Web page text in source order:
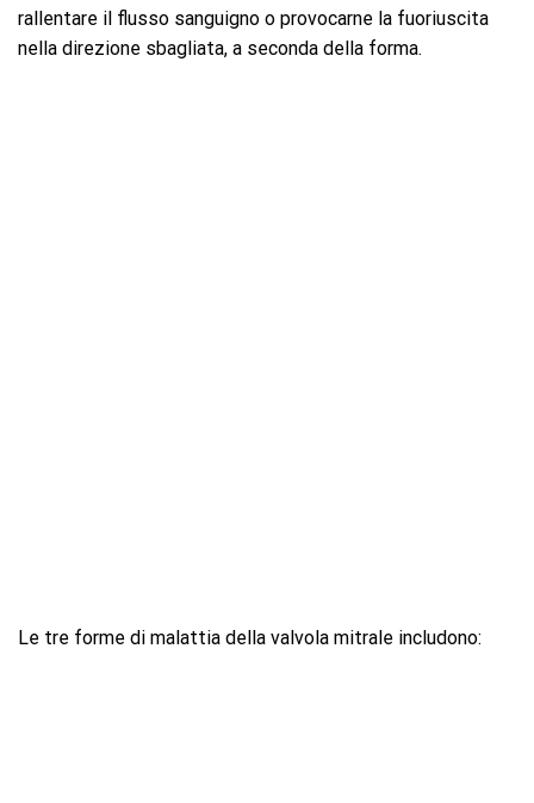
rallentare il flusso sanguigno o provocarne la fuoriuscita
nella direzione sbagliata, a seconda della forma.
Le tre forme di malattia della valvola mitrale includono: